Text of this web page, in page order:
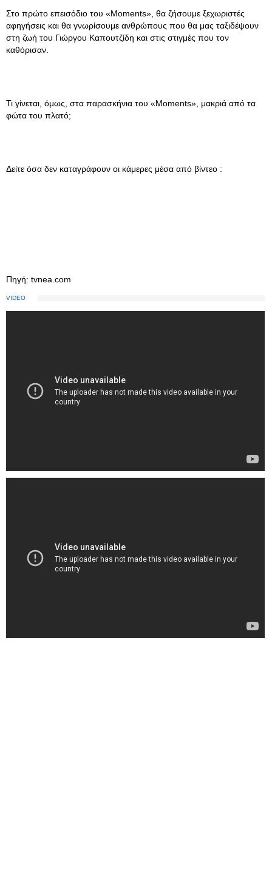
Στο πρώτο επεισόδιο του «Moments», θα ζήσουμε ξεχωριστές
αφηγήσεις και θα γνωρίσουμε ανθρώπους που θα μας ταξιδέψουν
στη ζωή του Γιώργου Καπουτζίδη και στις στιγμές που τον
καθόρισαν.
Τι γίνεται, όμως, στα παρασκήνια του «Moments», μακριά από τα
φώτα του πλατό;
Δείτε όσα δεν καταγράφουν οι κάμερες μέσα από βίντεο :
Πηγή: tvnea.com
VIDEO